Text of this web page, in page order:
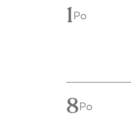
1Po
8Po